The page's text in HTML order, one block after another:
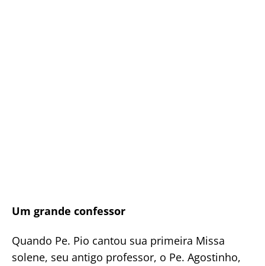
Um grande confessor
Quando Pe. Pio cantou sua primeira Missa
solene, seu antigo professor, o Pe. Agostinho,